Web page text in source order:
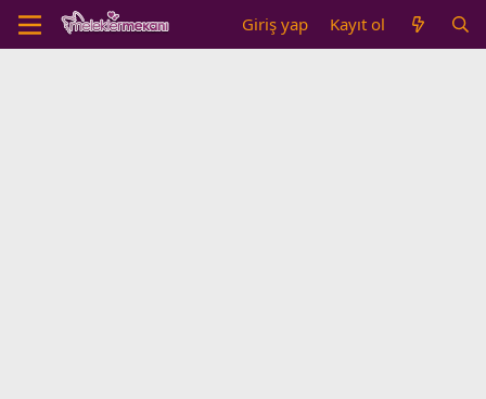
Giriş yap Kayıt ol